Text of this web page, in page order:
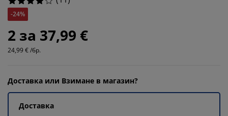
-24%
2 за 37,99 €
24,99 € /бр.
Доставка или Взимане в магазин?
Доставка